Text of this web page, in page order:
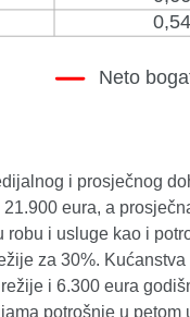
i prosječnog
eura, a
i usluge kao i
za 30%. Kućanstva
i 6.300 eura
potrošnje u petom